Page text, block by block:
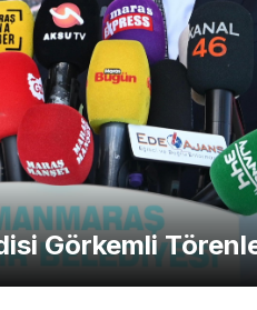
Görkemli Törenle